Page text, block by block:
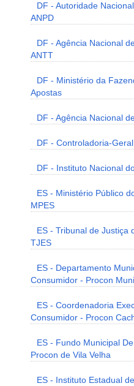
DF - Autoridade
ANPD
DF - Agência Nacional
ANTT
DF - Ministério da
Apostas
DF - Agência Nacional
DF - Controladoria-
DF - Instituto Nacional
ES - Ministério Público
MPES
ES - Tribunal de Justiça
TJES
ES - Departamento
Consumidor - Procon
ES - Coordenadoria
Consumidor - Procon
ES - Fundo Municipal
Procon de Vila Velha
ES - Instituto Estadual